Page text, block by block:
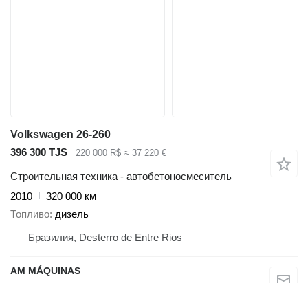
Volkswagen 26-260
396 300 TJS
220 000 R$ ≈ 37 220 €
Строительная техника - автобетоносмеситель
2010
320 000 км
Топливо дизель
Бразилия, Desterro de Entre Rios
AM MÁQUINAS